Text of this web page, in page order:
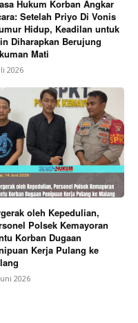
Hukum Korban Angkar
Setelah Priyo Di Vonis
Hidup, Keadilan untuk
Diharapkan Berujung
Mati
2026
oleh Kepedulian,
Polsek Kemayoran
Korban Dugaan
Kerja Pulang ke
2026